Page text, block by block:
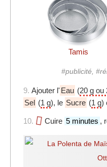
Tamis
#publicité,
9. Ajouter l' Eau (20 g ou
Sel (1 g), le Sucre (1 g)
10. Cuire 5 minutes ,